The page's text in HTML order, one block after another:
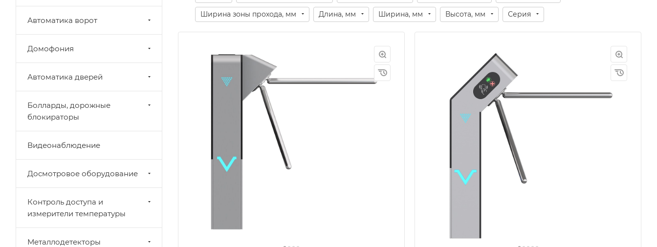
Ширина зоны прохода, мм Длина, мм Ширина, мм Высота, мм Серия
Автоматика ворот
Домофония
Автоматика дверей
Болларды, дорожные
блокираторы
Видеонаблюдение
Досмотровое оборудование
Контроль доступа и
измерители температуры
Металлодетекторы